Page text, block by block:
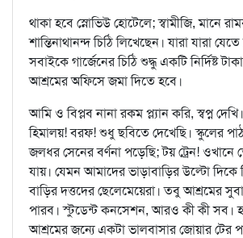
থাকা হবে স্নোভিউ হোটেলে; স্বামীজি, মানে
শান্তিনাথানন্দ চিঠি লিখেছেন। যারা যারা
সবাইকে গার্জেনের চিঠি শুদ্ধু একটি নির্দিষ্ট
আশ্রমের অফিসে জমা দিতে হবে।
আমি ও বিপ্লব নানা রকম প্ল্যান করি, স্বপ্ন দেখি।
হিমালয়! বরফ! শুধু ছবিতে দেখেছি। স্কুলের
জলধর সেনের বর্ণনা পড়েছি; টয় ট্রেন!
যায়। যেমন আমাদের ভাড়াবাড়ির উল্টো
বাড়ির দত্তদের ছেলেমেয়েরা। তবু আশ্রমের
পারব। স্টুডেন্ট কনসেশন, আরও কী কী সব।
আশ্রমের জন্যে একটা ভালবাসার জোয়ার টের